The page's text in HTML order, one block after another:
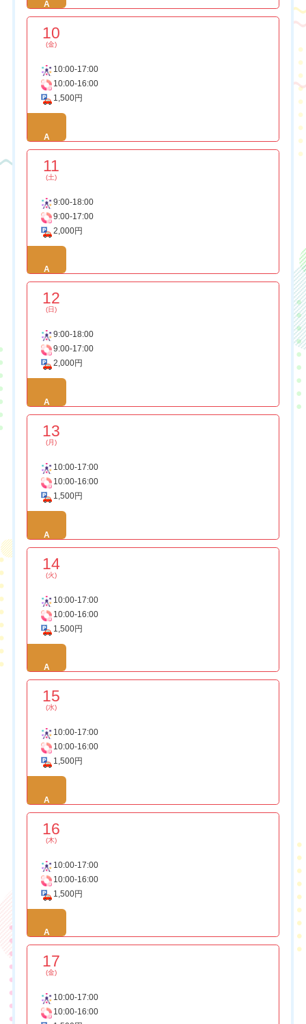
A
10
(金)
10:00-17:00
10:00-16:00
1,500円
A
11
(土)
9:00-18:00
9:00-17:00
2,000円
A
12
(日)
9:00-18:00
9:00-17:00
2,000円
A
13
(月)
10:00-17:00
10:00-16:00
1,500円
A
14
(火)
10:00-17:00
10:00-16:00
1,500円
A
15
(水)
10:00-17:00
10:00-16:00
1,500円
A
16
(木)
10:00-17:00
10:00-16:00
1,500円
A
17
(金)
10:00-17:00
10:00-16:00